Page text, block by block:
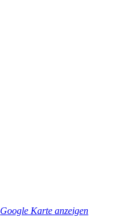
Google Karte anzeigen